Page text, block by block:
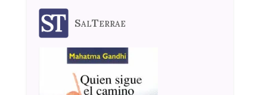
SalTerrae